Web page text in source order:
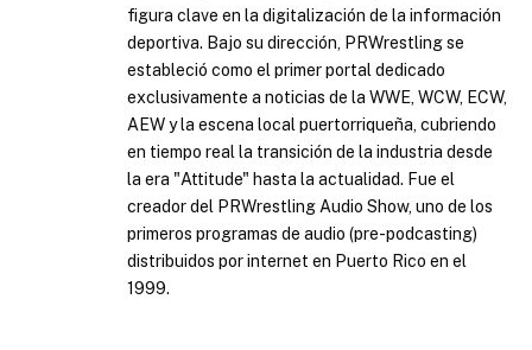
figura clave en la digitalización de la información
deportiva. Bajo su dirección, PRWrestling se
estableció como el primer portal dedicado
exclusivamente a noticias de la WWE, WCW, ECW,
AEW y la escena local puertorriqueña, cubriendo
en tiempo real la transición de la industria desde
la era "Attitude" hasta la actualidad. Fue el
creador del PRWrestling Audio Show, uno de los
primeros programas de audio (pre-podcasting)
distribuidos por internet en Puerto Rico en el
1999.